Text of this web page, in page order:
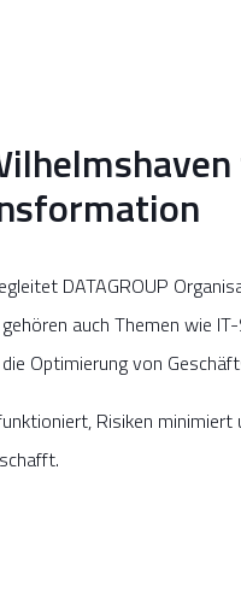
DATAGROUP
auch Themen wie
Optimierung von
Risiken minimiert